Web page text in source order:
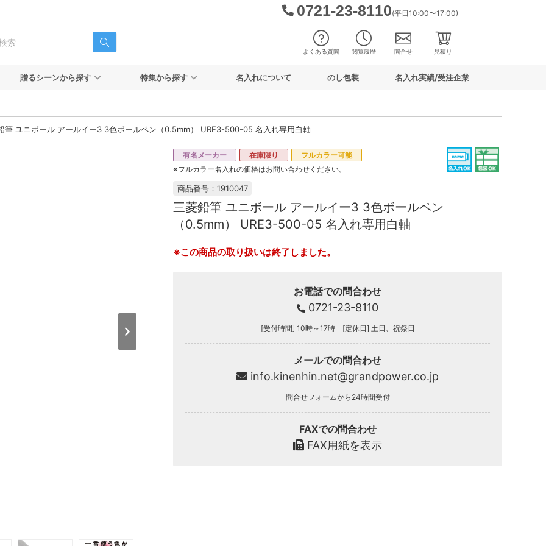
0721-23-8110(平日10:00〜17:00)
よくある質問 閲覧履歴 問合せ 見積り
贈るシーンから探す 特集から探す 名入れについて のし包装 名入れ実績/受注企業
筆 ユニボール アールイー3 3色ボールペン（0.5mm） URE3-500-05 名入れ専用白軸
有名メーカー 在庫限り
フルカラー可能
※フルカラー名入れの価格はお問い合わせください。
商品番号：1910047
三菱鉛筆 ユニボール アールイー3 3色ボールペン
（0.5mm） URE3-500-05 名入れ専用白軸
※この商品の取り扱いは終了しました。
お電話での問合わせ
0721-23-8110
[受付時間] 10時～17時 [定休日] 土日、祝祭日
メールでの問合わせ
info.kinenhin.net@grandpower.co.jp
問合せフォームから24時間受付
FAXでの問合わせ
FAX用紙を表示